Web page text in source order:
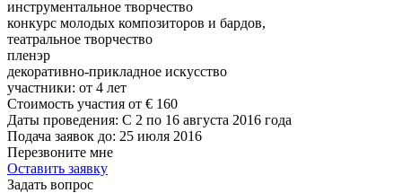
инструментальное творчество
конкурс молодых композиторов и бардов,
театральное творчество
пленэр
декоративно-прикладное искусство
участники: от 4 лет
Стоимость участия от € 160
Даты проведения: С 2 по 16 августа 2016 года
Подача заявок до: 25 июля 2016
Перезвоните мне
Оставить заявку
Задать вопрос